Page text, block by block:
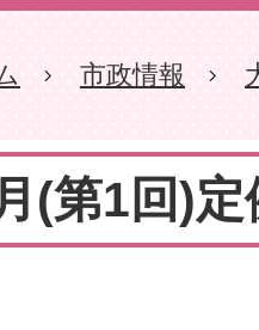
市政情報
(第1回)